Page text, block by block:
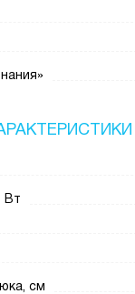
Вт
см